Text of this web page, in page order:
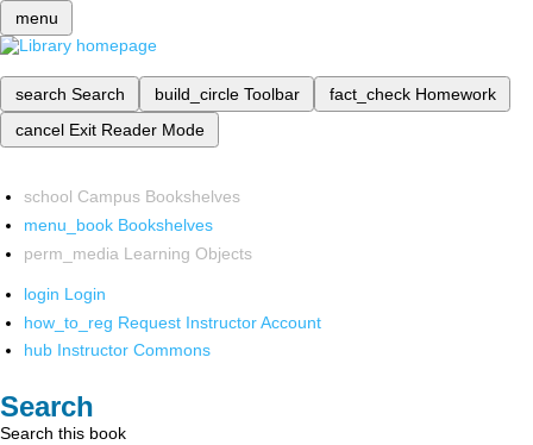
menu
search Search build_circle Toolbar fact_check Homework
cancel Exit Reader Mode
school Campus Bookshelves
menu_book Bookshelves
perm_media Learning Objects
login Login
how_to_reg Request Instructor Account
hub Instructor Commons
Search
Search this book